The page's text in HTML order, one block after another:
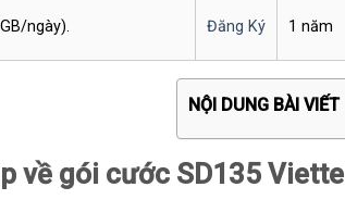
ngày). Đăng Ký 1 năm
NỘI DUNG BÀI VIẾT
về gói cước SD135 Viettel